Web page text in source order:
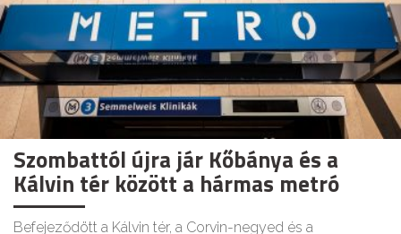
Szombattól újra jár Kőbánya és a
Kálvin tér között a hármas metró
Befejeződött a Kálvin tér, a Corvin-negyed és a